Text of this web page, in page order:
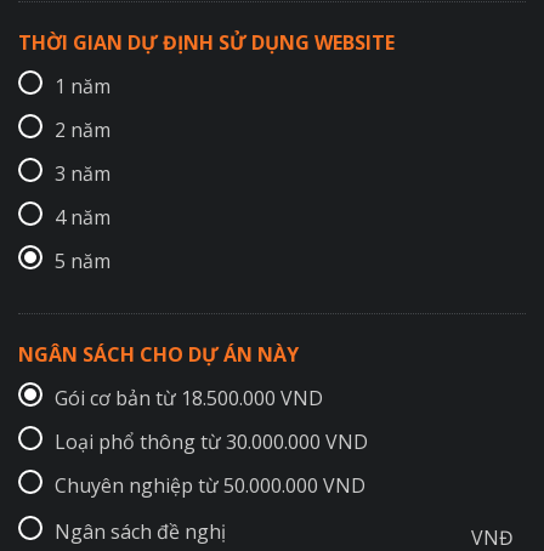
THỜI GIAN DỰ ĐỊNH SỬ DỤNG WEBSITE
1 năm
2 năm
3 năm
4 năm
5 năm
NGÂN SÁCH CHO DỰ ÁN NÀY
Gói cơ bản từ 18.500.000 VND
Loại phổ thông từ 30.000.000 VND
Chuyên nghiệp từ 50.000.000 VND
Ngân sách đề nghị
VNĐ